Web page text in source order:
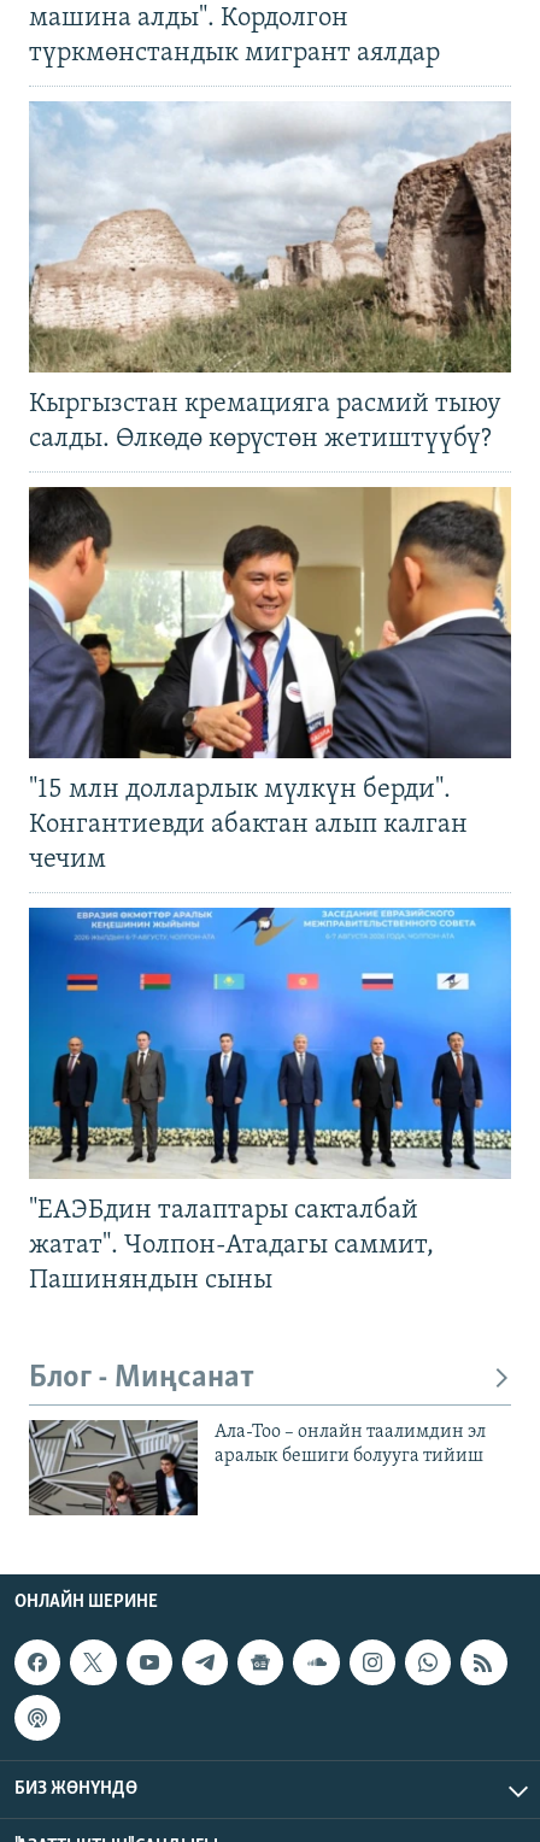
машина алды". Кордолгон
түркмөнстандык мигрант аялдар
Кыргызстан кремацияга расмий тыюу
салды. Өлкөдө көрүстөн жетиштүүбү?
"15 млн долларлык мүлкүн берди".
Конгантиевди абактан алып калган
чечим
"ЕАЭБдин талаптары сакталбай
жатат". Чолпон-Атадагы саммит,
Пашиняндын сыны
Блог - Миңсанат
Ала-Тоо – онлайн таалимдин эл
аралык бешиги болууга тийиш
ОНЛАЙН ШЕРИНЕ
БИЗ ЖӨНҮНДӨ